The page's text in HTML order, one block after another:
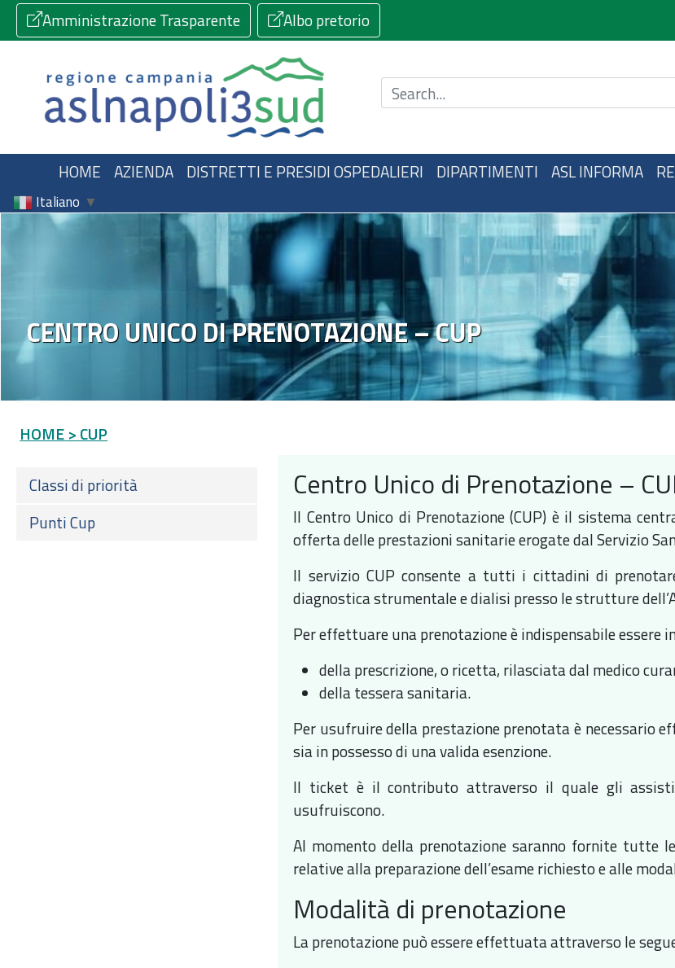
Amministrazione Trasparente Albo pretorio
Cerca nel sito
HOME AZIENDA DISTRETTI E PRESIDI OSPEDALIERI DIPARTIMENTI ASL INFORMA
Italiano ▼
CENTRO UNICO DI PRENOTAZIONE – CUP
HOME > CUP
Classi di priorità
Punti Cup
Centro Unico di Prenotazione –
Il Centro Unico di Prenotazione (CUP) è il sistema
offerta delle prestazioni sanitarie erogate dal Servizio
Il servizio CUP consente a tutti i cittadini di
diagnostica strumentale e dialisi presso le strutture
Per effettuare una prenotazione è indispensabile essere
della prescrizione, o ricetta, rilasciata dal medico
della tessera sanitaria.
Per usufruire della prestazione prenotata è necessario
sia in possesso di una valida esenzione.
Il ticket è il contributo attraverso il quale gli
usufruiscono.
Al momento della prenotazione saranno fornite tutte
relative alla preparazione dell’esame richiesto e alle
Modalità di prenotazione
La prenotazione può essere effettuata attraverso le